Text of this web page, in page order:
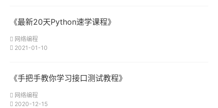
《最新20天Python速学课程》
网络编程
2021-01-10
《手把手教你学习接口测试教程》
网络编程
2020-12-15